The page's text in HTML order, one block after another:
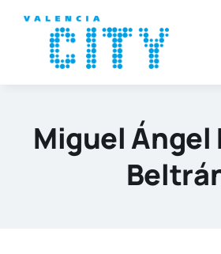
contenido
Miguel Ángel